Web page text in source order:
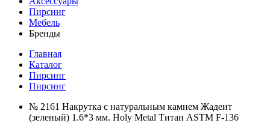
Пирсинг
Мебель
Бренды
Главная
Каталог
Пирсинг
Пирсинг
№ 2161 Накрутка c натуральным камнем Жадеит
(зеленый) 1.6*3 мм. Holy Metal Титан ASTM F-136